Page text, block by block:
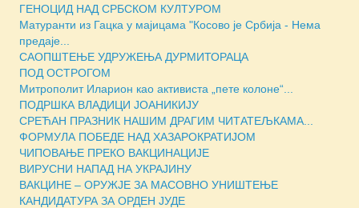
ГЕНОЦИД НАД СРБСКОМ КУЛТУРОМ
Матуранти из Гацка у мајицама "Косово је Србија - Нема
предаје...
САОПШТЕЊЕ УДРУЖЕЊА ДУРМИТОРАЦА
ПОД ОСТРОГОМ
Митрополит Иларион као активиста „пете колоне“...
ПОДРШКА ВЛАДИЦИ ЈОАНИКИЈУ
СРЕЋАН ПРАЗНИК НАШИМ ДРАГИМ ЧИТАТЕЉКАМА...
ФОРМУЛА ПОБЕДЕ НАД ХАЗАРОКРАТИЈОМ
ЧИПОВАЊЕ ПРЕКО ВАКЦИНАЦИЈЕ
ВИРУСНИ НАПАД НА УКРАЈИНУ
ВАКЦИНЕ – ОРУЖЈЕ ЗА МАСOВНО УНИШТЕЊЕ
КАНДИДАТУРА ЗА ОРДЕН ЈУДЕ